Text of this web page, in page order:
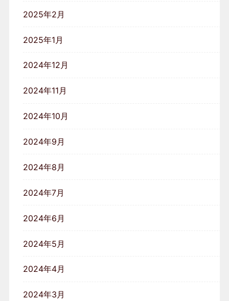
2025年2月
2025年1月
2024年12月
2024年11月
2024年10月
2024年9月
2024年8月
2024年7月
2024年6月
2024年5月
2024年4月
2024年3月